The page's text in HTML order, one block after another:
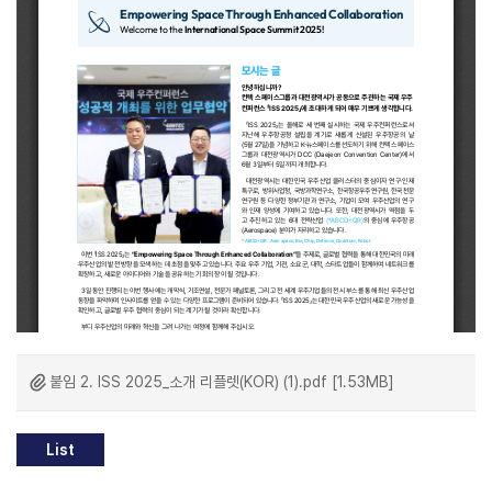
붙임 2. ISS 2025_소개 리플렛(KOR) (1).pdf [1.53MB]
List